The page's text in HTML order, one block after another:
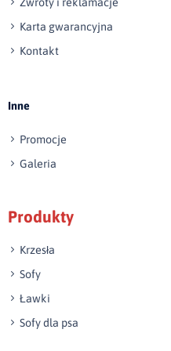
Wyślij opinię
Karta gwarancyjna
Kontakt
Inne
Promocje
Galeria
Produkty
Krzesła
Sofy
Ławki
Sofy dla psa